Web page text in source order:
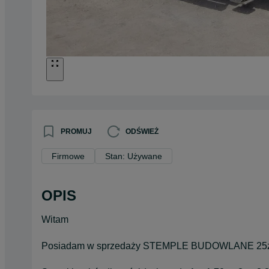
PROMUJ ODŚWIEŻ
Firmowe Stan: Używane
OPIS
Witam
Posiadam w sprzedaży STEMPLE BUDOWLANE